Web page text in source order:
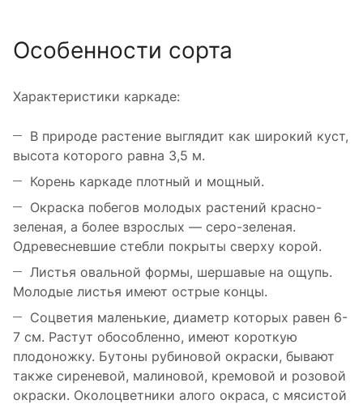
Особенности сорта
Характеристики каркаде:
В природе растение выглядит как широкий куст,
высота которого равна 3,5 м.
Корень каркаде плотный и мощный.
Окраска побегов молодых растений красно-
зеленая, а более взрослых — серо-зеленая.
Одревесневшие стебли покрыты сверху корой.
Листья овальной формы, шершавые на ощупь.
Молодые листья имеют острые концы.
Соцветия маленькие, диаметр которых равен 6-
7 см. Растут обособленно, имеют короткую
плодоножку. Бутоны рубиновой окраски, бывают
также сиреневой, малиновой, кремовой и розовой
окраски. Околоцветники алого окраса, с мясистой